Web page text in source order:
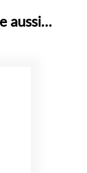
aussi…